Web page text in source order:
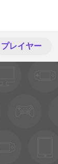
プレイヤー